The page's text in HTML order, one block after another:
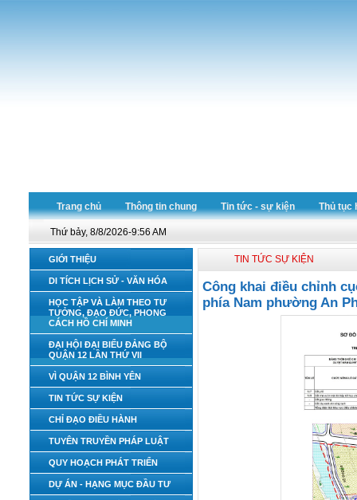
Trang chủ Thông tin chung Tin tức - sự kiện Thủ tục
Thứ bảy, 8/8/2026-9:56 AM
GIỚI THIỆU
DI TÍCH LỊCH SỬ - VĂN HÓA
HỌC TẬP VÀ LÀM THEO TƯ
TƯỞNG, ĐẠO ĐỨC, PHONG
CÁCH HỒ CHÍ MINH
ĐẠI HỘI ĐẠI BIỂU ĐẢNG BỘ
QUẬN 12 LẦN THỨ VII
VÌ QUẬN 12 BÌNH YÊN
TIN TỨC SỰ KIỆN
CHỈ ĐẠO ĐIỀU HÀNH
TUYÊN TRUYỀN PHÁP LUẬT
QUY HOẠCH PHÁT TRIỂN
DỰ ÁN - HẠNG MỤC ĐẦU TƯ
TIN TỨC SỰ KIỆN
Công khai điều chỉnh
phía Nam phường An